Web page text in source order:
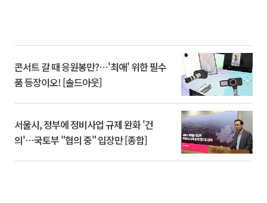
콘서트 갈 때 응원봉만?⋯'최애' 위한 필수
품 등장이오! [솔드아웃]
서울시, 정부에 정비사업 규제 완화 '건
의'⋯국토부 "협의 중" 입장만 [종합]